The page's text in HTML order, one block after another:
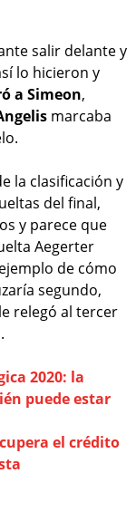
salir delante y
lo hicieron y
a Simeon,
marcaba
la clasificación y
del final,
y parece que
Aegerter
de cómo
segundo,
relegó al tercer
2020: la
puede estar
el crédito